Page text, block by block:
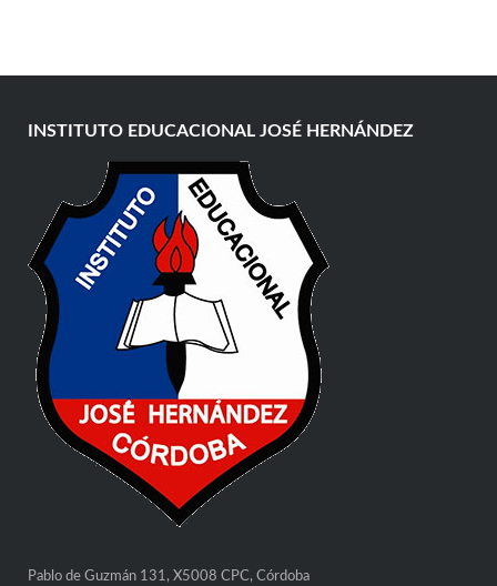
INSTITUTO EDUCACIONAL JOSÉ HERNÁNDEZ
Pablo de Guzmán 131, X5008 CPC, Córdoba